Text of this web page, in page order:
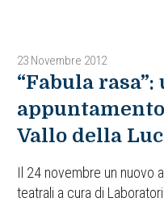
23 Novembre 2012
“Fabula
Vallo della
Il 24 novembre un nuovo
teatrali a cura di